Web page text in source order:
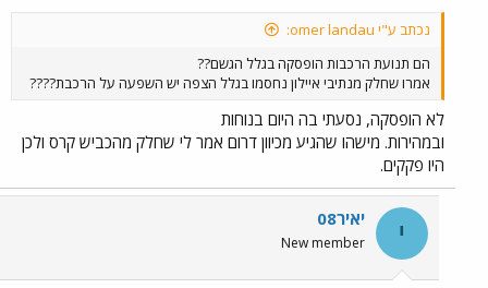
נכתב ע"י omer landau:
הם תנועת הרכבות הופסקה בגלל הגשם??
אמרו שחלק מנתיבי איילון נחסמו בגלל הצפה יש השפעה על הרכבת????
לא הופסקה, נסעתי בה היום בנוחות
ובמהירות. מישהו שהגיע מכיוון דרום אמר לי שחלק מהכביש קרס ולכן
היו פקקים.
י יאיר08
New member